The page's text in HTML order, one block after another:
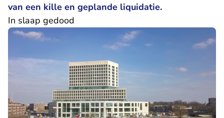
van een kille en geplande liquidatie.
In slaap gedood